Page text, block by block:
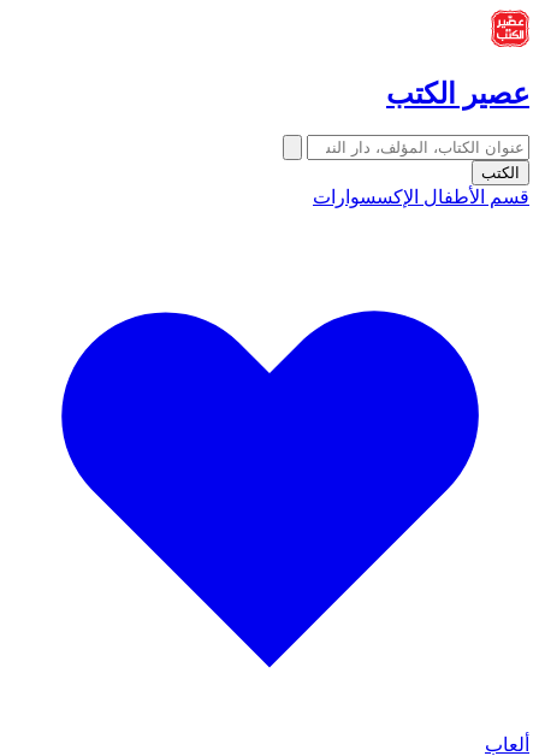
عصير الكتب
الكتب
قسم الأطفال الإكسسوارات
ألعاب